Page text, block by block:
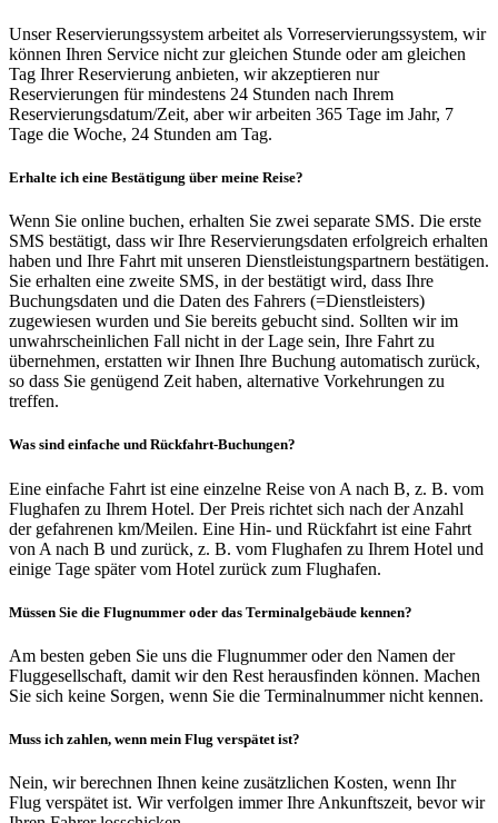
Unser Reservierungssystem arbeitet als Vorreservierungssystem, wir
können Ihren Service nicht zur gleichen Stunde oder am gleichen
Tag Ihrer Reservierung anbieten, wir akzeptieren nur
Reservierungen für mindestens 24 Stunden nach Ihrem
Reservierungsdatum/Zeit, aber wir arbeiten 365 Tage im Jahr, 7
Tage die Woche, 24 Stunden am Tag.
Erhalte ich eine Bestätigung über meine Reise?
Wenn Sie online buchen, erhalten Sie zwei separate SMS. Die erste
SMS bestätigt, dass wir Ihre Reservierungsdaten erfolgreich erhalten
haben und Ihre Fahrt mit unseren Dienstleistungspartnern bestätigen.
Sie erhalten eine zweite SMS, in der bestätigt wird, dass Ihre
Buchungsdaten und die Daten des Fahrers (=Dienstleisters)
zugewiesen wurden und Sie bereits gebucht sind. Sollten wir im
unwahrscheinlichen Fall nicht in der Lage sein, Ihre Fahrt zu
übernehmen, erstatten wir Ihnen Ihre Buchung automatisch zurück,
so dass Sie genügend Zeit haben, alternative Vorkehrungen zu
treffen.
Was sind einfache und Rückfahrt-Buchungen?
Eine einfache Fahrt ist eine einzelne Reise von A nach B, z. B. vom
Flughafen zu Ihrem Hotel. Der Preis richtet sich nach der Anzahl
der gefahrenen km/Meilen. Eine Hin- und Rückfahrt ist eine Fahrt
von A nach B und zurück, z. B. vom Flughafen zu Ihrem Hotel und
einige Tage später vom Hotel zurück zum Flughafen.
Müssen Sie die Flugnummer oder das Terminalgebäude kennen?
Am besten geben Sie uns die Flugnummer oder den Namen der
Fluggesellschaft, damit wir den Rest herausfinden können. Machen
Sie sich keine Sorgen, wenn Sie die Terminalnummer nicht kennen.
Muss ich zahlen, wenn mein Flug verspätet ist?
Nein, wir berechnen Ihnen keine zusätzlichen Kosten, wenn Ihr
Flug verspätet ist. Wir verfolgen immer Ihre Ankunftszeit, bevor wir